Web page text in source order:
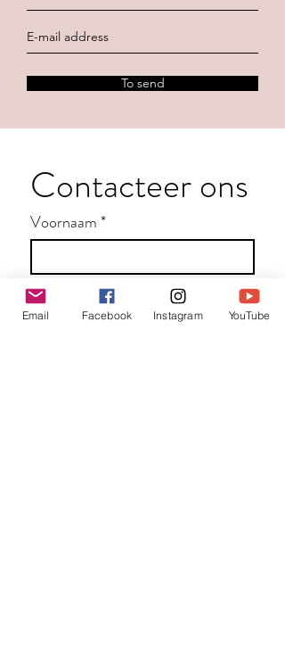
To send
Contacteer ons
Voornaam*
Familienaam
Email Facebook Instagram YouTube